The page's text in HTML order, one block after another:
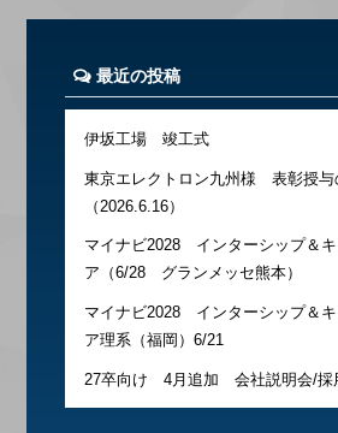
最近の投稿
伊坂工場 竣工式
東京エレクトロン九州様 表彰授与
（2026.6.16）
マイナビ2028 インターシップ＆
ア（6/28 グランメッセ熊本）
マイナビ2028 インターシップ＆
ア理系（福岡）6/21
27卒向け 4月追加 会社説明会/